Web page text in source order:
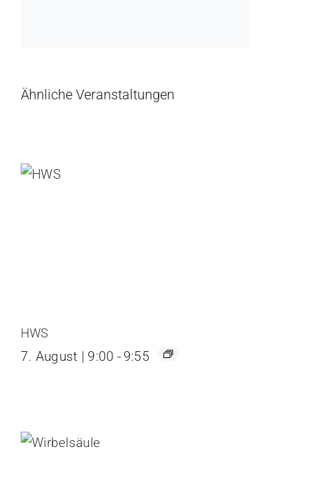
Ähnliche Veranstaltungen
HWS
7. August | 9:00 - 9:55